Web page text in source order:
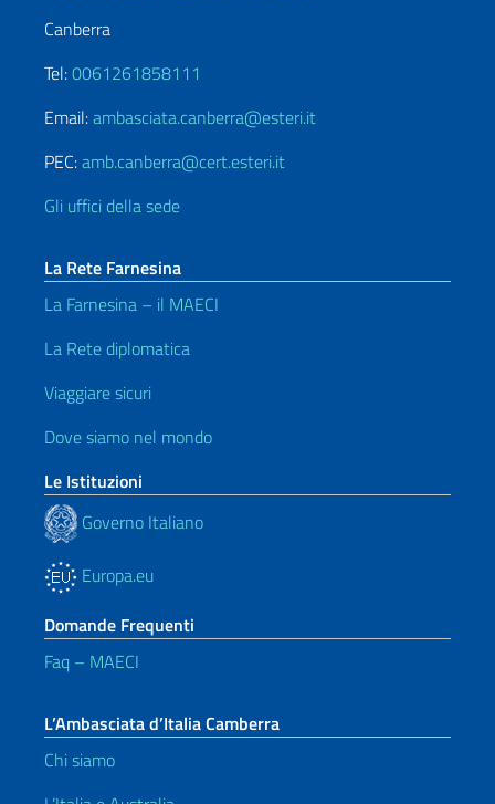
Canberra
Tel:0061261858111
Email:ambasciata.canberra@esteri.it
PEC:amb.canberra@cert.esteri.it
Gli uffici della sede
La Rete Farnesina
La Farnesina – il MAECI
La Rete diplomatica
Viaggiare sicuri
Dove siamo nel mondo
Le Istituzioni
Governo Italiano
Europa.eu
Domande Frequenti
Faq – MAECI
L’Ambasciata d’Italia Camberra
Chi siamo